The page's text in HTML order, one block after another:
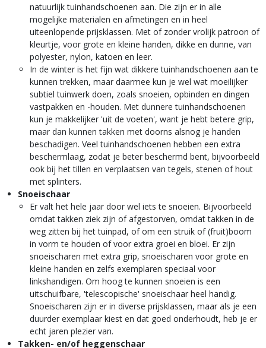
natuurlijk tuinhandschoenen aan. Die zijn er in alle
mogelijke materialen en afmetingen en in heel
uiteenlopende prijsklassen. Met of zonder vrolijk patroon of
kleurtje, voor grote en kleine handen, dikke en dunne, van
polyester, nylon, katoen en leer.
In de winter is het fijn wat dikkere tuinhandschoenen aan te
kunnen trekken, maar daarmee kun je wel wat moeilijker
subtiel tuinwerk doen, zoals snoeien, opbinden en dingen
vastpakken en -houden. Met dunnere tuinhandschoenen
kun je makkelijker 'uit de voeten', want je hebt betere grip,
maar dan kunnen takken met doorns alsnog je handen
beschadigen. Veel tuinhandschoenen hebben een extra
beschermlaag, zodat je beter beschermd bent, bijvoorbeeld
ook bij het tillen en verplaatsen van tegels, stenen of hout
met splinters.
Snoeischaar
Er valt het hele jaar door wel iets te snoeien. Bijvoorbeeld
omdat takken ziek zijn of afgestorven, omdat takken in de
weg zitten bij het tuinpad, of om een struik of (fruit)boom
in vorm te houden of voor extra groei en bloei. Er zijn
snoeischaren met extra grip, snoeischaren voor grote en
kleine handen en zelfs exemplaren speciaal voor
linkshandigen. Om hoog te kunnen snoeien is een
uitschuifbare, 'telescopische' snoeischaar heel handig.
Snoeischaren zijn er in diverse prijsklassen, maar als je een
duurder exemplaar kiest en dat goed onderhoudt, heb je er
echt jaren plezier van.
Takken- en/of heggenschaar